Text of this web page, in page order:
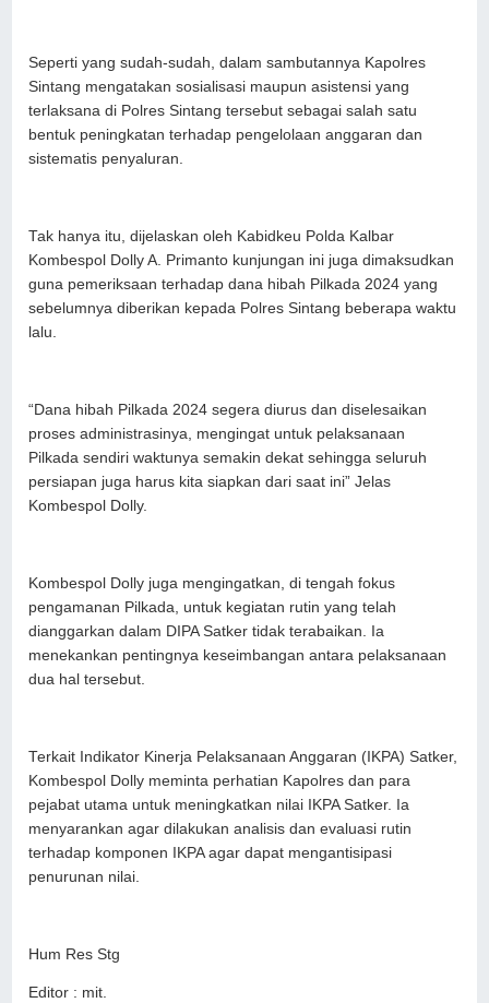
Seperti yang sudah-sudah, dalam sambutannya Kapolres
Sintang mengatakan sosialisasi maupun asistensi yang
terlaksana di Polres Sintang tersebut sebagai salah satu
bentuk peningkatan terhadap pengelolaan anggaran dan
sistematis penyaluran.
Tak hanya itu, dijelaskan oleh Kabidkeu Polda Kalbar
Kombespol Dolly A. Primanto kunjungan ini juga dimaksudkan
guna pemeriksaan terhadap dana hibah Pilkada 2024 yang
sebelumnya diberikan kepada Polres Sintang beberapa waktu
lalu.
“Dana hibah Pilkada 2024 segera diurus dan diselesaikan
proses administrasinya, mengingat untuk pelaksanaan
Pilkada sendiri waktunya semakin dekat sehingga seluruh
persiapan juga harus kita siapkan dari saat ini” Jelas
Kombespol Dolly.
Kombespol Dolly juga mengingatkan, di tengah fokus
pengamanan Pilkada, untuk kegiatan rutin yang telah
dianggarkan dalam DIPA Satker tidak terabaikan. Ia
menekankan pentingnya keseimbangan antara pelaksanaan
dua hal tersebut.
Terkait Indikator Kinerja Pelaksanaan Anggaran (IKPA) Satker,
Kombespol Dolly meminta perhatian Kapolres dan para
pejabat utama untuk meningkatkan nilai IKPA Satker. Ia
menyarankan agar dilakukan analisis dan evaluasi rutin
terhadap komponen IKPA agar dapat mengantisipasi
penurunan nilai.
Hum Res Stg
Editor : mit.